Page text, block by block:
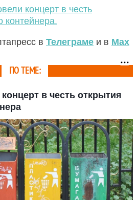
концерт в честь
контейнера.
в Телеграме и в Max
ПО ТЕМЕ:
в честь открытия